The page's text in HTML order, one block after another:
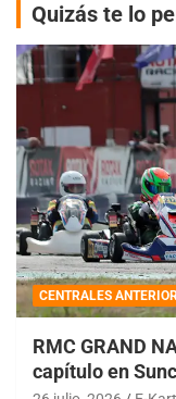
Quizás te lo
CENTRALES
RMC GRAND
capítulo en